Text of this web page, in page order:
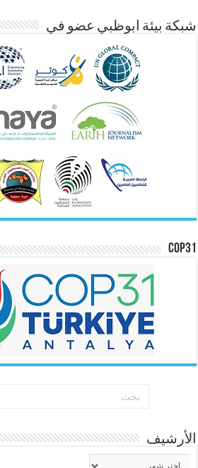
شبكة بيئة ابوظبي عضو في
COP31
الأرشيف